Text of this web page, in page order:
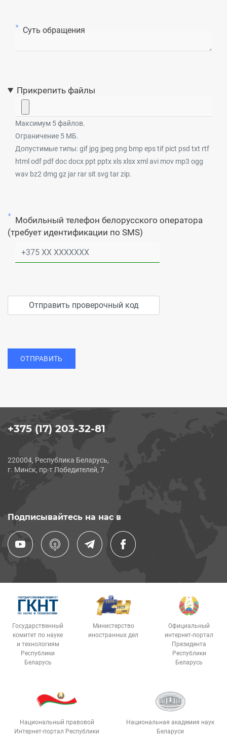
Суть обращения
Прикрепить файлы
Максимум 5 файлов.
Ограничение 5 МБ.
Допустимые типы: gif jpg jpeg png bmp eps tif pict psd txt rtf
html odf pdf doc docx ppt pptx xls xlsx xml avi mov mp3 ogg
wav bz2 dmg gz jar rar sit svg tar zip.
Мобильный телефон белорусского оператора
(требует идентификации по SMS)
Номер телефона
ОТПРАВИТЬ
+375 (17) 203-32-81
220004, Республика Беларусь,
г. Минск, пр-т Победителей, 7
Подписывайтесь на нас в
Государственный
комитет по науке
и технологиям
Республики
Беларусь
Министерство
иностранных дел
Официальный
интернет-портал
Президента
Республики
Беларусь
Национальный правовой
Интернет-портал Республики
Национальная академия наук
Беларуси